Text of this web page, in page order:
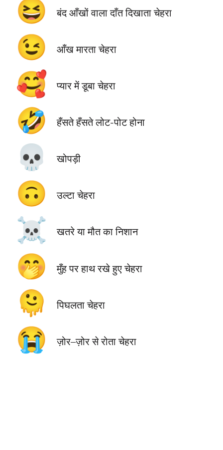
😆 बंद आँखों वाला दाँत दिखाता चेहरा
😉 आँख मारता चेहरा
🥰 प्यार में डूबा चेहरा
🤣 हँसते हँसते लोट-पोट होना
💀 खोपड़ी
🙃 उल्टा चेहरा
☠️ खतरे या मौत का निशान
🤭 मुँह पर हाथ रखे हुए चेहरा
🫠 पिघलता चेहरा
😭 ज़ोर–ज़ोर से रोता चेहरा